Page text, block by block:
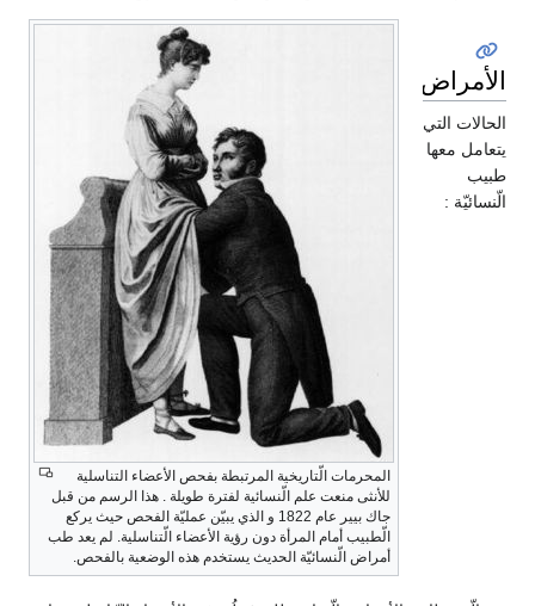
المحرمات الّتاريخية المرتبطة بفحص الأعضاء التناسلية
للأنثى منعت علم الّنسائية لفترة طويلة . هذا الرسم من قبل
جاك بيير عام 1822 و الذي يبيّن عمليّة الفحص حيث يركع
الّطبيب أمام المرأة دون رؤية الأعضاء الّتناسلية. لم يعد طب
أمراض الّنسائيّة الحديث يستخدم هذه الوضعية بالفحص.
الأمراض
الحالات التي
يتعامل معها
طبيب
الّنسائيّة :